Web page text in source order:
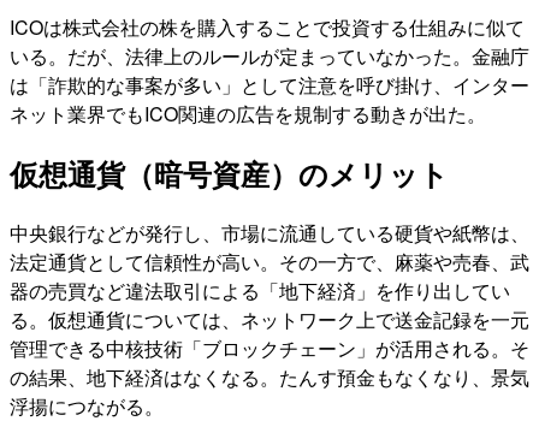
ICOは株式会社の株を購入することで投資する仕組みに似て
いる。だが、法律上のルールが定まっていなかった。金融庁
は「詐欺的な事案が多い」として注意を呼び掛け、インター
ネット業界でもICO関連の広告を規制する動きが出た。
仮想通貨（暗号資産）のメリット
中央銀行などが発行し、市場に流通している硬貨や紙幣は、
法定通貨として信頼性が高い。その一方で、麻薬や売春、武
器の売買など違法取引による「地下経済」を作り出してい
る。仮想通貨については、ネットワーク上で送金記録を一元
管理できる中核技術「ブロックチェーン」が活用される。そ
の結果、地下経済はなくなる。たんす預金もなくなり、景気
浮揚につながる。